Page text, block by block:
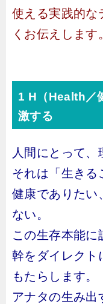
使える実践的な
くお伝えします
1 H（Health／
激する
人間にとって、
それは「生きる
健康でありたい
ない。
この生存本能に
幹をダイレクト
もたらします。
アナタの生み